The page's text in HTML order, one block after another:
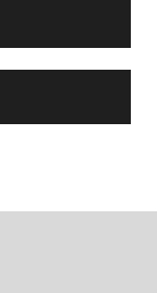
やるべきこと
視点、新たな